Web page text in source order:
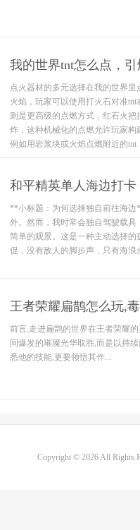
我的世界tnt怎么点，
点火器材的多元选择在我的世界
火焰，玩家可以使用打火石对准
则是更高级的点燃方式，红石火
炸，这种机械化的点燃允许玩家
例如用岩浆块或火焰点燃附近的tnt
和平精英单人海边打
**小标题：为何选择独自前往海
外。然而，我时常会独自驾驶载
简单的观景。这是一种主动选择
促，没有敌人的脚步声，只有海
王者荣耀扁鹊怎么玩,
前言,走进扁鹊的世界在王者荣耀
间爆发的璀璨光华取胜,而是以持
悉他的技能,更要领悟其作...
Copyright © 2026 All Rights